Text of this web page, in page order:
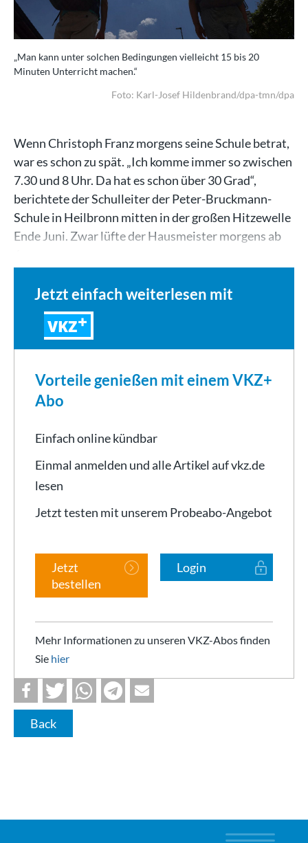
„Man kann unter solchen Bedingungen vielleicht 15 bis 20
Minuten Unterricht machen.“
Foto: Karl-Josef Hildenbrand/dpa-tmn/dpa
Wenn Christoph Franz morgens seine Schule betrat,
war es schon zu spät. „Ich komme immer so zwischen
7.30 und 8 Uhr. Da hat es schon über 30 Grad“,
berichtete der Schulleiter der Peter-Bruckmann-
Schule in Heilbronn mitten in der großen Hitzewelle
Ende Juni. Zwar lüfte der Hausmeister morgens ab
Jetzt einfach weiterlesen mit
VKZ
Vorteile genießen mit einem VKZ+
Abo
Einfach online kündbar
Einmal anmelden und alle Artikel auf vkz.de
lesen
Jetzt testen mit unserem Probeabo-Angebot
Jetzt
bestellen
Login
Mehr Informationen zu unseren VKZ-Abos finden
Sie hier
Back